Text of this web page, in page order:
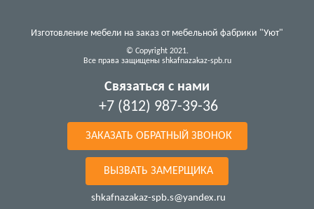
Изготовление мебели на заказ от мебельной фабрики "Уют"
© Copyright 2021.
Все права защищены shkafnazakaz-spb.ru
Связаться с нами
+7 (812) 987-39-36
ЗАКАЗАТЬ ОБРАТНЫЙ ЗВОНОК
ВЫЗВАТЬ ЗАМЕРЩИКА
shkafnazakaz-spb.s@yandex.ru